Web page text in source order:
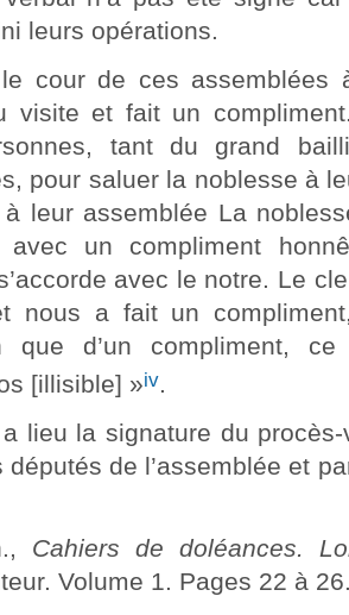
leurs opérations.
cour de ces assemblées
visite et fait un
tant du grand
pour saluer la noblesse à
à leur assemblée La
avec un compliment
avec le notre. Le
nous a fait un
que d’un compliment,
[illisible] »iv.
lieu la signature du
députés de l’assemblée et
Cahiers de doléances.
Volume 1. Pages 22 à